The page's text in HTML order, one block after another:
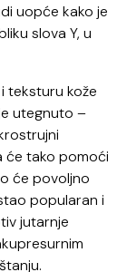
uopće kako je
slova Y, u
teksturu kože
utegnuto –
će tako pomoći
će povoljno
popularan i
jutarnje